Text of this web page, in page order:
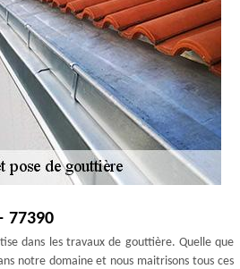
77390
dans les travaux de gouttière. Quelle que
notre domaine et nous maitrisons tous ces